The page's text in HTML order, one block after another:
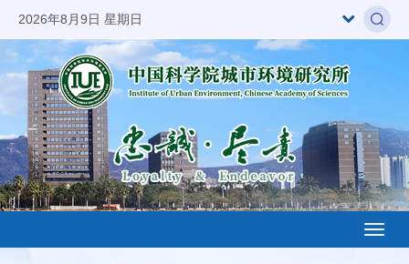
2026年8月9日 星期日